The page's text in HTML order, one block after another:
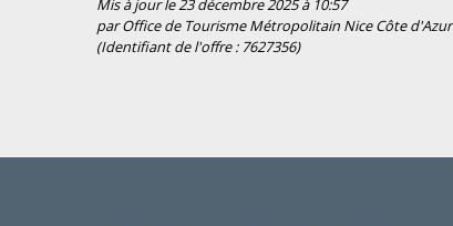
Mis à jour le 23 décembre 2025 à 10:57
par Office de Tourisme Métropolitain Nice Côte d'Azur
(Identifiant de l'offre : 7627356)